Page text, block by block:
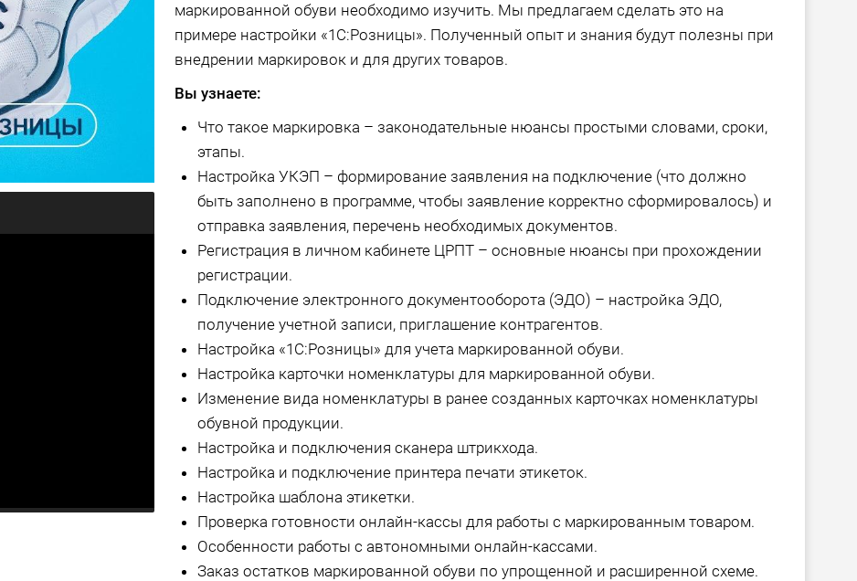
маркированной обуви необходимо изучить. Мы предлагаем сделать это на
примере настройки «1С:Розницы». Полученный опыт и знания будут полезны при
внедрении маркировок и для других товаров.
Вы узнаете:
Что такое маркировка – законодательные нюансы простыми словами, сроки,
этапы.
Настройка УКЭП – формирование заявления на подключение (что должно
быть заполнено в программе, чтобы заявление корректно сформировалось) и
отправка заявления, перечень необходимых документов.
Регистрация в личном кабинете ЦРПТ – основные нюансы при прохождении
регистрации.
Подключение электронного документооборота (ЭДО) – настройка ЭДО,
получение учетной записи, приглашение контрагентов.
Настройка «1С:Розницы» для учета маркированной обуви.
Настройка карточки номенклатуры для маркированной обуви.
Изменение вида номенклатуры в ранее созданных карточках номенклатуры
обувной продукции.
Настройка и подключения сканера штрикхода.
Настройка и подключение принтера печати этикеток.
Настройка шаблона этикетки.
Проверка готовности онлайн-кассы для работы с маркированным товаром.
Особенности работы с автономными онлайн-кассами.
Заказ остатков маркированной обуви по упрощенной и расширенной схеме.